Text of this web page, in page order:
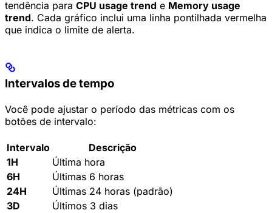
tendência para CPU usage trend e Memory usage
trend. Cada gráfico inclui uma linha pontilhada vermelha
que indica o limite de alerta.
Intervalos de tempo
Você pode ajustar o período das métricas com os
botões de intervalo:
Intervalo
Descrição
1H
Última hora
6H
Últimas 6 horas
24H
Últimas 24 horas (padrão)
3D
Últimos 3 dias